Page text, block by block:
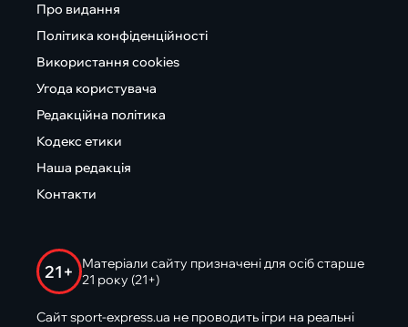
Про видання
Політика конфіденційності
Використання cookies
Угода користувача
Редакційна політика
Кодекс етики
Наша редакція
Контакти
21+
Матеріали сайту призначені для осіб старше
21 року (21+)
Сайт sport-express.ua не проводить ігри на реальні